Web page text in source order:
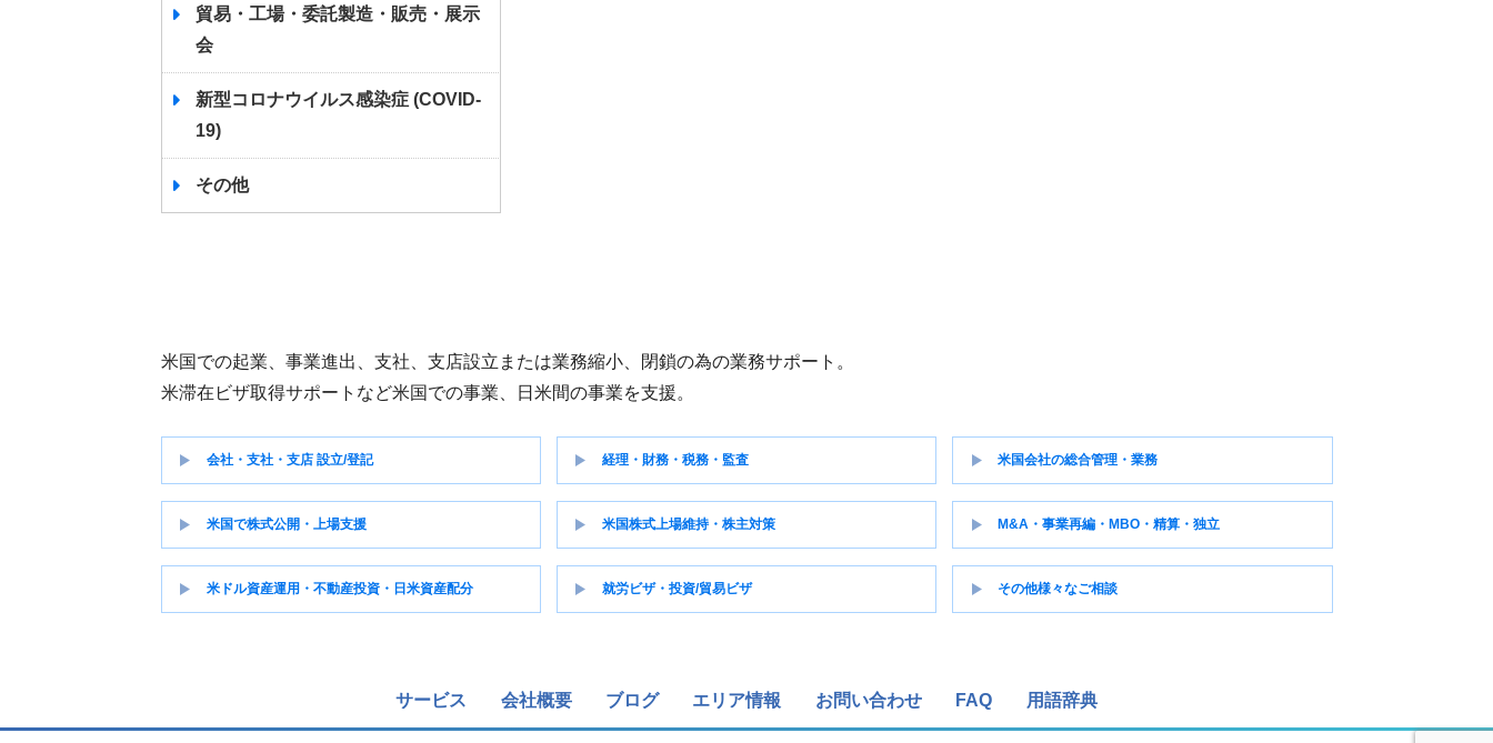
貿易・工場・委託製造・販売・展示
会
新型コロナウイルス感染症 (COVID-
19)
その他
米国での起業、事業進出、支社、支店設立または業務縮小、閉鎖の為の業務サポート。
米滞在ビザ取得サポートなど米国での事業、日米間の事業を支援。
会社・支社・支店 設立/登記 経理・財務・税務・監査 米国会社の総合管理・業務
米国で株式公開・上場支援 米国株式上場維持・株主対策 M&A・事業再編・MBO・精算・独立
米ドル資産運用・不動産投資・日米資産配分 就労ビザ・投資/貿易ビザ その他様々なご相談
サービス 会社概要 ブログ エリア情報 お問い合わせ FAQ 用語辞典